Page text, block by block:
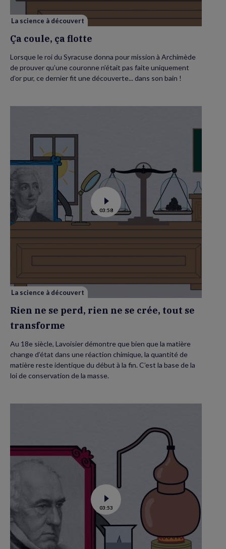
La science à découvert
Ça coule, ça flotte
Lorsque le roi du Syracuse donna pour mission à Archimède
de prouver qu’une couronne n’était pas faite uniquement
d’or pur, ce dernier fit une découverte... dans son bain !
Voir
la
vidéo
de
rien
ne
tout
transforme
03:58
La science à découvert
Rien ne se perd, rien ne se crée, tout se
transforme
Au 18e siècle, Lavoisier démontre que bien que la matière
change d’état dans une réaction chimique, la quantité de
matière reste identique du début à la fin. C’est la base de la
loi de conservation de la masse.
Voir
la
vidéo
de
L’or
élastique
03:53